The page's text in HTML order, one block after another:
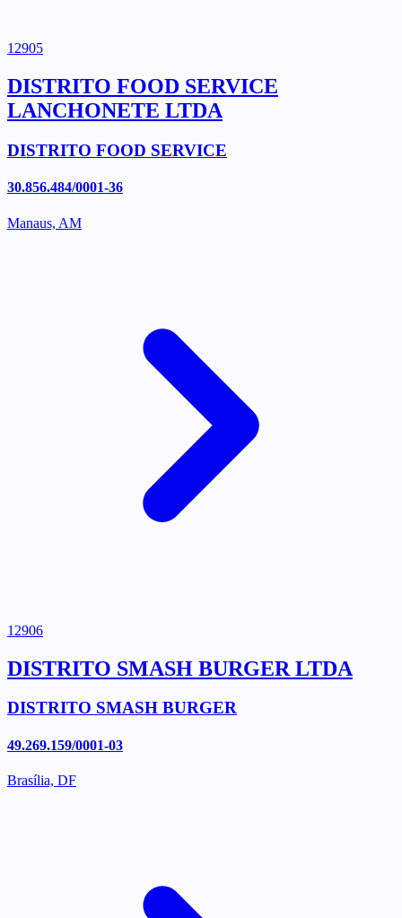
12905
DISTRITO FOOD SERVICE
LANCHONETE LTDA
DISTRITO FOOD SERVICE
30.856.484/0001-36
Manaus, AM
12906
DISTRITO SMASH BURGER LTDA
DISTRITO SMASH BURGER
49.269.159/0001-03
Brasília, DF